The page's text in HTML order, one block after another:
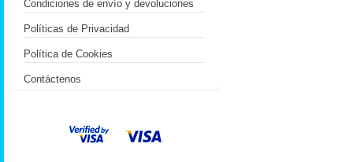
Condiciones de envío y devoluciones
Políticas de Privacidad
Política de Cookies
Contáctenos